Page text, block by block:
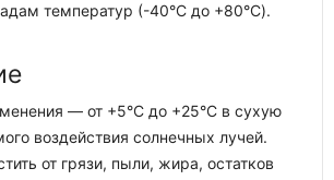
температур (-40°C до +80°C).
— от +5°С до +25°С в сухую
воздействия солнечных лучей.
от грязи, пыли, жира, остатков